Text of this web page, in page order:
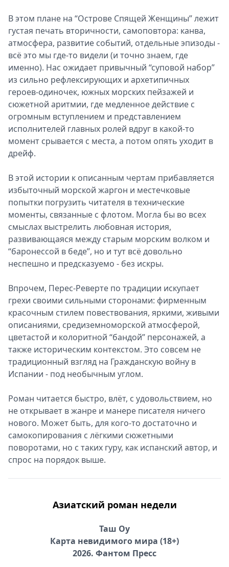
В этом плане на “Острове Спящей Женщины” лежит
густая печать вторичности, самоповтора: канва,
атмосфера, развитие событий, отдельные эпизоды -
всё это мы где-то видели (и точно знаем, где
именно). Нас ожидает привычный “суповой набор”
из сильно рефлексирующих и архетипичных
героев-одиночек, южных морских пейзажей и
сюжетной аритмии, где медленное действие с
огромным вступлением и представлением
исполнителей главных ролей вдруг в какой-то
момент срывается с места, а потом опять уходит в
дрейф.
В этой истории к описанным чертам прибавляется
избыточный морской жаргон и местечковые
попытки погрузить читателя в технические
моменты, связанные с флотом. Могла бы во всех
смыслах выстрелить любовная история,
развивающаяся между старым морским волком и
“баронессой в беде”, но и тут всё довольно
неспешно и предсказуемо - без искры.
Впрочем, Перес-Реверте по традиции искупает
грехи своими сильными сторонами: фирменным
красочным стилем повествования, яркими, живыми
описаниями, средиземноморской атмосферой,
цветастой и колоритной “бандой” персонажей, а
также историческим контекстом. Это совсем не
традиционный взгляд на Гражданскую войну в
Испании - под необычным углом.
Роман читается быстро, влёт, с удовольствием, но
не открывает в жанре и манере писателя ничего
нового. Может быть, для кого-то достаточно и
самокопирования с лёгкими сюжетными
поворотами, но с таких гуру, как испанский автор, и
спрос на порядок выше.
Азиатский роман недели
Таш Оу
Карта невидимого мира (18+)
2026. Фантом Пресс